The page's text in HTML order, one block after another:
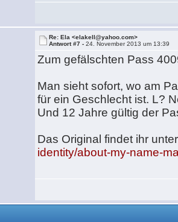
Re: Ela <elakell@yahoo.com>
Antwort #7 -24. November 2013 um 13:39
Zum gefälschten Pass
Man sieht sofort, wo am
für ein Geschlecht ist. L?
Und 12 Jahre gültig der
Das Original findet ihr
identity/about-my-name-